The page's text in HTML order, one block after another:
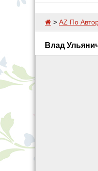
> AZ По
Влад